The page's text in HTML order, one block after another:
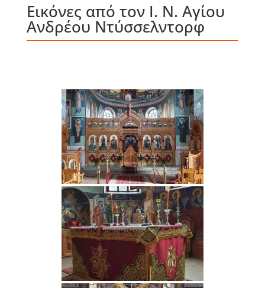
Εικόνες από τον Ι. Ν. Αγίου
Ανδρέου Ντύσσελντορφ